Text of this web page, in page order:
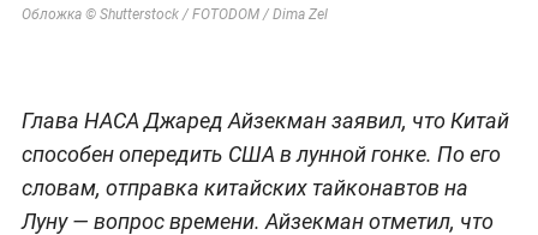
Обложка © Shutterstock / FOTODOM / Dima Zel
Глава НАСА Джаред Айзекман заявил, что Китай
способен опередить США в лунной гонке. По его
словам, отправка китайских тайконавтов на
Луну — вопрос времени. Айзекман отметил, что